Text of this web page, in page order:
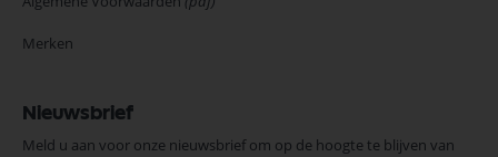
Merken
Nieuwsbrief
Meld u aan voor onze nieuwsbrief om op de hoogte te blijven van